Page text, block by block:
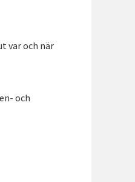
var och när
och